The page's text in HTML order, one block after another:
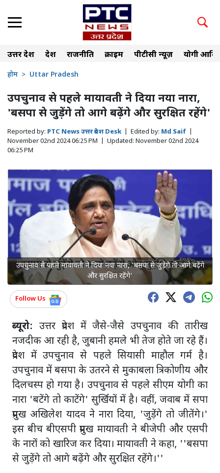
उत्तर प्रदेश देश राजनीति क्राइम पीटीसी न्यूज़ योगी
होम Uttar Pradesh
उपचुनाव से पहले मायावती ने दिया नया नारा,
'बसपा से जुड़ेंगे तो आगे बढ़ेंगे और सुरक्षित रहेंगे'
Reported by: PTC News उत्तर प्रदेश Desk Edited by: Md Saif
November 02nd 2024 06:25 PM
Updated: November 02nd 2024
06:25 PM
उपचुनाव से पहले मायावती ने दिया नया नारा, 'बसपा से जुड़ेंगे तो आगे बढ़ेंगे
और सुरक्षित रहेंगे'
Follow Us
ब्यूरो: उत्तर प्रदेश में जैसे-जैसे उपचुनाव की तारीख
नजदीक आ रही है, जुबानी हमले भी तेज होते जा रहे हैं।
प्रदेश में उपचुनाव से पहले सियासी माहौल गर्म है।
उपचुनाव में बसपा के उतरने से मुकाबला त्रिकोणीय और
दिलचस्प हो गया है। उपचुनाव से पहले सीएम योगी का
नारा 'बटेंगे तो काटेंगे' सुर्खियों में है। वहीं, जवाब में सपा
प्रमुख अखिलेश यादव ने नारा दिया, 'जुड़ेंगे तो जीतेंगे।'
इस बीच बीएसपी प्रमुख मायावती ने बीजेपी और एसपी
के नारों को खारिज कर दिया। मायावती ने कहा, ''बसपा
से जुड़ेंगे तो आगे बढ़ेंगे और सुरक्षित रहेंगे।''